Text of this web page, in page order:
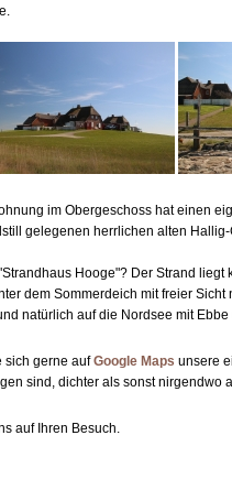
im Obergeschoss hat einen
gelegenen herrlichen alten Hallig-
Hooge"? Der Strand liegt
dem Sommerdeich mit freier Sicht
natürlich auf die Nordsee mit Ebbe
sich gerne aufGoogle Maps unsere
sind, dichter als sonst nirgendwo
auf Ihren Besuch.